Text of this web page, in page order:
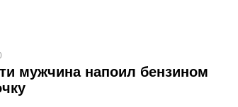
мужчина напоил бензином